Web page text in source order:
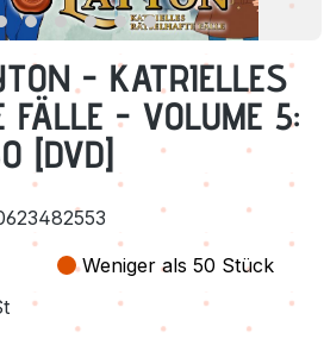
- KATRIELLES
FÄLLE - VOLUME 5:
[DVD]
Weniger als 50 Stück